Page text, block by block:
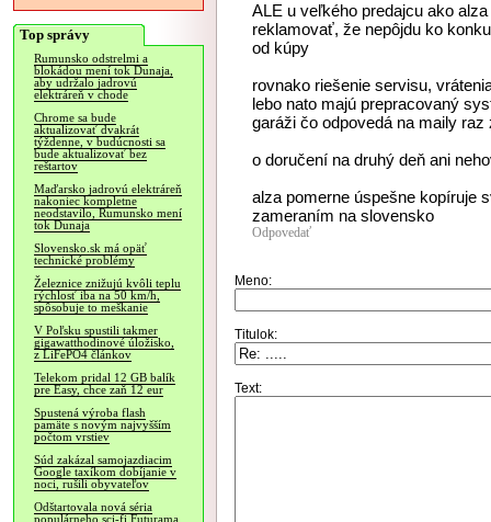
Top správy
Rumunsko odstrelmi a
blokádou mení tok Dunaja,
aby udržalo jadrovú
elektráreň v chode
Chrome sa bude
aktualizovať dvakrát
týždenne, v budúcnosti sa
bude aktualizovať bez
reštartov
Maďarsko jadrovú elektráreň
nakoniec kompletne
neodstavilo, Rumunsko mení
tok Dunaja
Slovensko.sk má opäť
technické problémy
Železnice znižujú kvôli teplu
rýchlosť iba na 50 km/h,
spôsobuje to meškanie
V Poľsku spustili takmer
gigawatthodinové úložisko,
z LiFePO4 článkov
Telekom pridal 12 GB balík
pre Easy, chce zaň 12 eur
Spustená výroba flash
pamäte s novým najvyšším
počtom vrstiev
Súd zakázal samojazdiacim
Google taxíkom dobíjanie v
noci, rušili obyvateľov
Odštartovala nová séria
populárneho sci-fi Futurama
ALE u veľkého predajcu ako
reklamovať, že nepôjdu ko
od kúpy
rovnako riešenie servisu,
lebo nato majú prepracovaný
garáži čo odpovedá na maily raz
o doručení na druhý deň ani
alza pomerne úspešne kopíruje
zameraním na slovensko
Odpovedať
Meno:
Titulok:
Text: